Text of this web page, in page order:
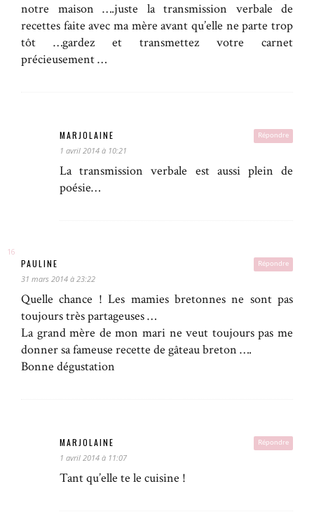
notre maison ….juste la transmission verbale de
recettes faite avec ma mère avant qu’elle ne parte trop
tôt …gardez et transmettez votre carnet
précieusement …
Répondre
MARJOLAINE
1 avril 2014 à 10:21
La transmission verbale est aussi plein de
poésie…
Répondre
PAULINE
31 mars 2014 à 23:22
Quelle chance ! Les mamies bretonnes ne sont pas
toujours très partageuses …
La grand mère de mon mari ne veut toujours pas me
donner sa fameuse recette de gâteau breton ….
Bonne dégustation
Répondre
MARJOLAINE
1 avril 2014 à 11:07
Tant qu’elle te le cuisine !